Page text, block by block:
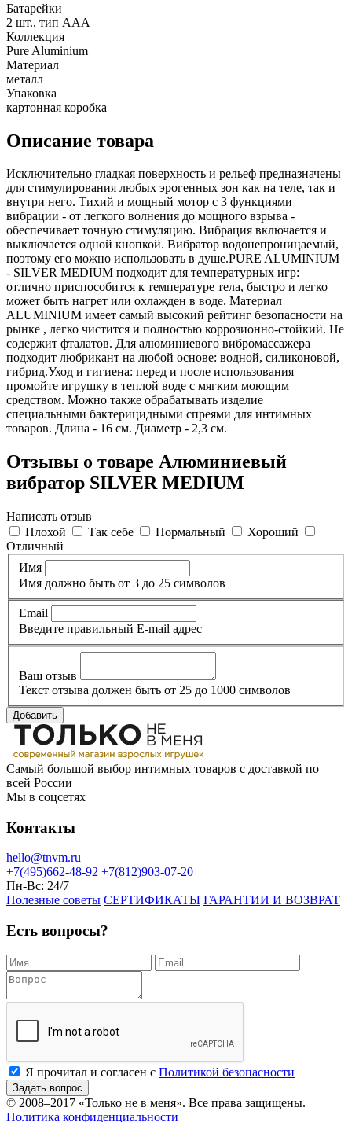
Батарейки
2 шт., тип AAA
Коллекция
Pure Aluminium
Материал
металл
Упаковка
картонная коробка
Описание товара
Исключительно гладкая поверхность и рельеф предназначены
для стимулирования любых эрогенных зон как на теле, так и
внутри него. Тихий и мощный мотор с 3 функциями
вибрации - от легкого волнения до мощного взрыва -
обеспечивает точную стимуляцию. Вибрация включается и
выключается одной кнопкой. Вибратор водонепроницаемый,
поэтому его можно использовать в душе.PURE ALUMINIUM
- SILVER MEDIUM подходит для температурных игр:
отлично приспособится к температуре тела, быстро и легко
может быть нагрет или охлажден в воде. Материал
ALUMINIUM имеет самый высокий рейтинг безопасности на
рынке , легко чистится и полностью коррозионно-стойкий. Не
содержит фталатов. Для алюминиевого вибромассажера
подходит любрикант на любой основе: водной, силиконовой,
гибрид.Уход и гигиена: перед и после использования
промойте игрушку в теплой воде с мягким моющим
средством. Можно также обрабатывать изделие
специальными бактерицидными спреями для интимных
товаров. Длина - 16 см. Диаметр - 2,3 см.
Отзывы о товаре Алюминиевый
вибратор SILVER MEDIUM
Написать отзыв
Плохой
Так себе Нормальный
Хороший
Отличный
Имя
Имя должно быть от 3 до 25 символов
Email
Введите правильный E-mail адрес
Ваш отзыв
Текст отзыва должен быть от 25 до 1000 символов
Добавить
Самый большой выбор интимных товаров с доставкой по
всей России
Мы в соцсетях
Контакты
hello@tnvm.ru
+7(495)662-48-92 +7(812)903-07-20
Пн-Вс: 24/7
Полезные советы СЕРТИФИКАТЫ ГАРАНТИИ И ВОЗВРАТ
Есть вопросы?
Я прочитал и согласен с Политикой безопасности
Задать вопрос
© 2008–2017 «Только не в меня». Все права защищены.
Политика конфиденциальности